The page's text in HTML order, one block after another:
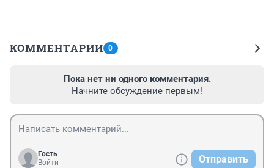
КОММЕНТАРИИ 0
Пока нет ни одного комментария.
Начните обсуждение первым!
Гость
Войти
Отправить